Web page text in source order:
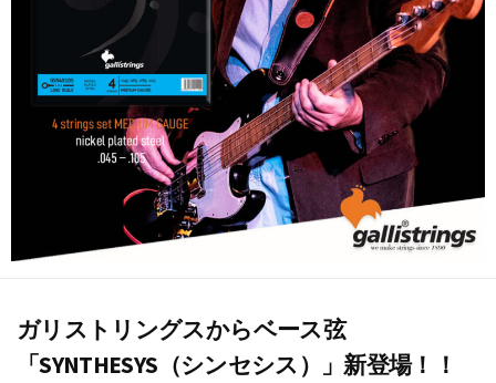
ガリストリングスからベース弦
「SYNTHESYS（シンセシス）」新登場！！